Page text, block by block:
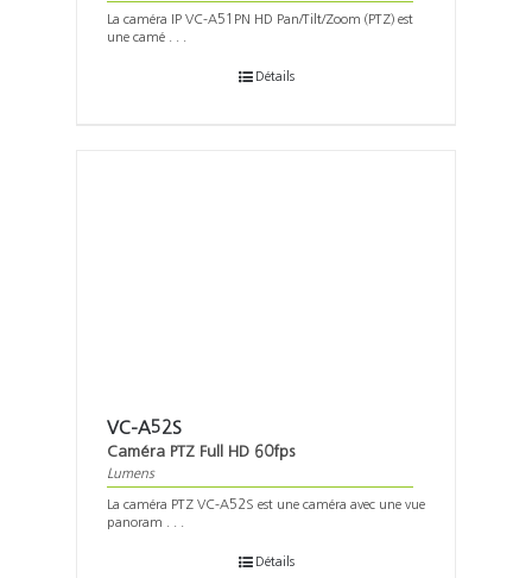
La caméra IP VC-A51PN HD Pan/Tilt/Zoom (PTZ) est
une camé . . .
Détails
VC-A52S
Caméra PTZ Full HD 60fps
Lumens
La caméra PTZ VC-A52S est une caméra avec une vue
panoram . . .
Détails